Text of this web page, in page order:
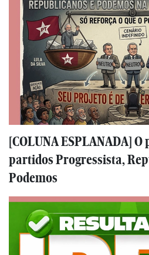
[COLUNA ESPLANADA]
partidos Progressista,
Podemos